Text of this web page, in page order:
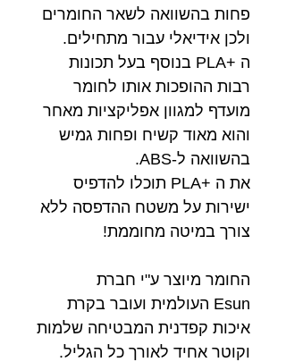
פחות בהשוואה לשאר החומרים
ולכן אידיאלי עבור מתחילים.
ה +PLA בנוסף בעל תכונות
רבות ההופכות אותו לחומר
מועדף למגוון אפליקציות מאחר
והוא מאוד קשיח ופחות גמיש
בהשוואה ל-ABS.
את ה +PLA תוכלו להדפיס
ישירות על משטח ההדפסה ללא
צורך במיטה מחוממת!
החומר מיוצר ע"י חברת
Esun העולמית ועובר בקרת
איכות קפדנית המבטיחה שלמות
וקוטר אחיד לאורך כל הגליל.